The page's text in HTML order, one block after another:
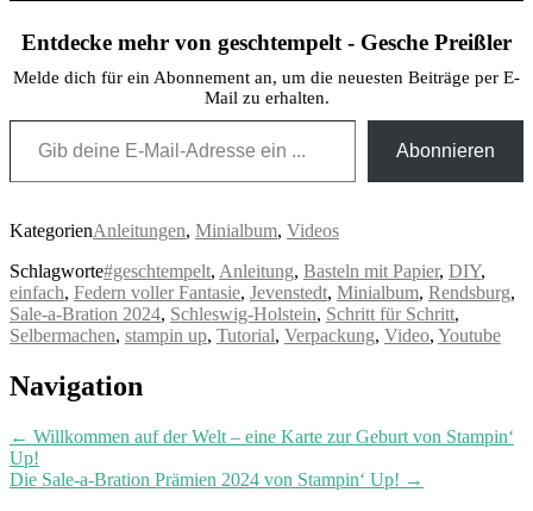
Entdecke mehr von geschtempelt - Gesche Preißler
Melde dich für ein Abonnement an, um die neuesten Beiträge per E-
Mail zu erhalten.
Gib deine E-Mail-Adresse ein ...
Abonnieren
KategorienAnleitungen, Minialbum, Videos
Schlagworte#geschtempelt, Anleitung, Basteln mit Papier, DIY,
einfach, Federn voller Fantasie, Jevenstedt, Minialbum, Rendsburg,
Sale-a-Bration 2024, Schleswig-Holstein, Schritt für Schritt,
Selbermachen, stampin up, Tutorial, Verpackung, Video, Youtube
Post
Navigation
← Willkommen auf der Welt – eine Karte zur Geburt von Stampin‘
Up!
Die Sale-a-Bration Prämien 2024 von Stampin‘ Up! →